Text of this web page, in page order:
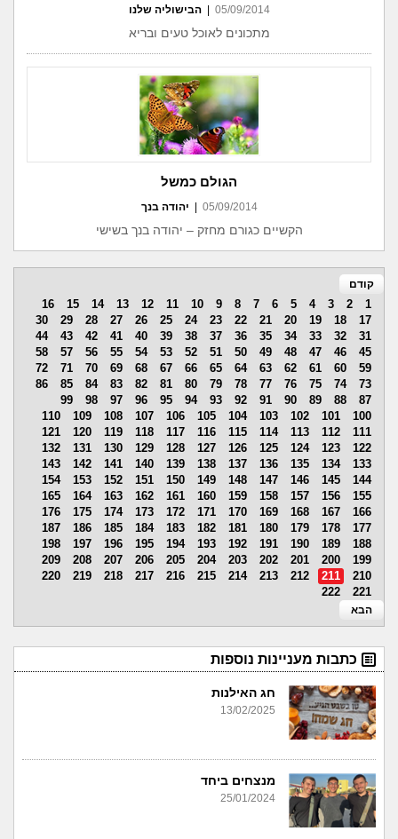
05/09/2014 הבישוליה שלנו
מתכונים לאוכל טעים ובריא
הגולם כמשל
05/09/2014 יהודה בנך
הקשיים כגורם מחזק – יהודה בנך בשישי
קודם
1
2
3
4
5
6
7
8
9
10
11
12
13
14
15
16
17
18
19
20
21
22
23
24
25
26
27
28
29
30
31
32
33
34
35
36
37
38
39
40
41
42
43
44
45
46
47
48
49
50
51
52
53
54
55
56
57
58
59
60
61
62
63
64
65
66
67
68
69
70
71
72
73
74
75
76
77
78
79
80
81
82
83
84
85
86
87
88
89
90
91
92
93
94
95
96
97
98
99
100
101
102
103
104
105
106
107
108
109
110
111
112
113
114
115
116
117
118
119
120
121
122
123
124
125
126
127
128
129
130
131
132
133
134
135
136
137
138
139
140
141
142
143
144
145
146
147
148
149
150
151
152
153
154
155
156
157
158
159
160
161
162
163
164
165
166
167
168
169
170
171
172
173
174
175
176
177
178
179
180
181
182
183
184
185
186
187
188
189
190
191
192
193
194
195
196
197
198
199
200
201
202
203
204
205
206
207
208
209
210
211
212
213
214
215
216
217
218
219
220
221
222
הבא
כתבות מעניינות נוספות
חג האילנות
13/02/2025
מנצחים ביחד
25/01/2024